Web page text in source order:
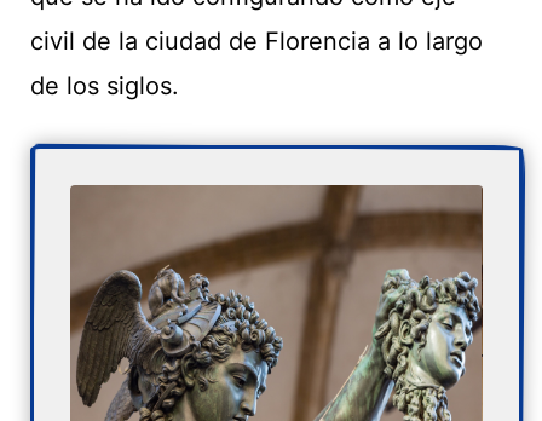
civil de la ciudad de Florencia a lo largo
de los siglos.